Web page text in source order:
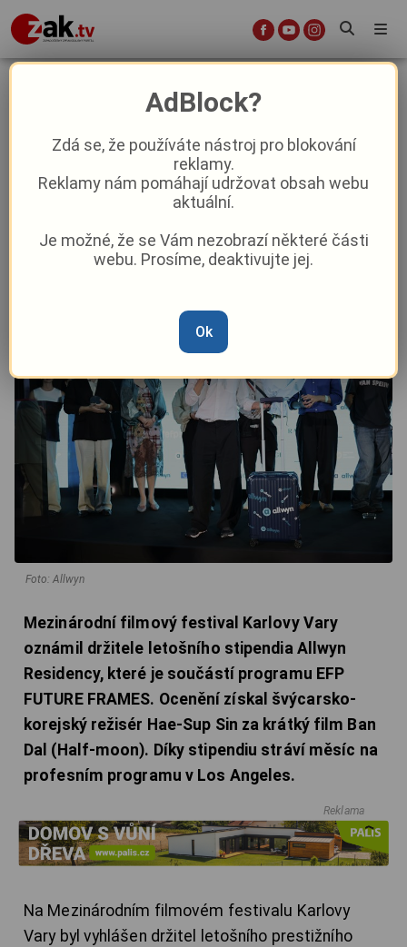
Karlovy Vary znají vítěze stipendia
Allwyn Residency. Do Los Angeles
míří švýcarsko-korejský režisér
Hae-Sup Sin
David Černý–8. 7. 15:25
Foto: Allwyn
Mezinárodní filmový festival Karlovy Vary
oznámil držitele letošního stipendia Allwyn
Residency, které je součástí programu EFP
FUTURE FRAMES. Ocenění získal švýcarsko-
korejský režisér Hae-Sup Sin za krátký film Ban
Dal (Half-moon). Díky stipendiu stráví měsíc na
profesním programu v Los Angeles.
Reklama
Na Mezinárodním filmovém festivalu Karlovy
Vary byl vyhlášen držitel letošního prestižního
AdBlock?
Zdá se, že používáte nástroj pro blokování
reklamy.
Reklamy nám pomáhají udržovat obsah webu
aktuální.
Je možné, že se Vám nezobrazí některé části
webu. Prosíme, deaktivujte jej.
Ok